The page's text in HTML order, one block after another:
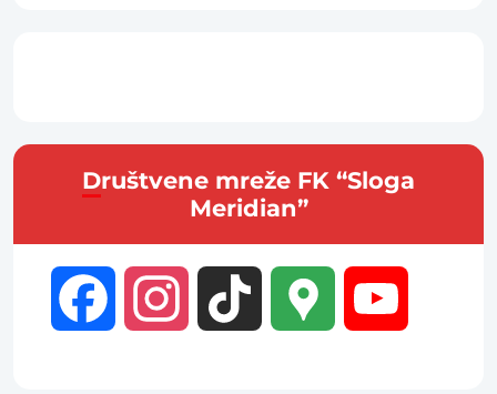
Društvene mreže FK “Sloga
Meridian”
Facebook Instagram TikTok Google